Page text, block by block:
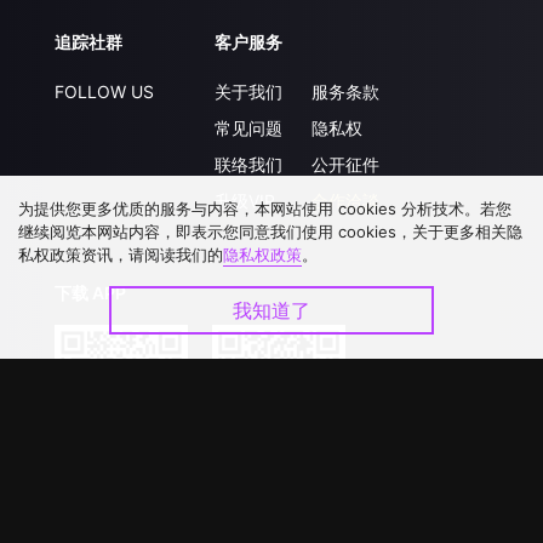
追踪社群
FOLLOW US
客户服务
关于我们
常见问题
联络我们
升级VIP
服务条款
隐私权
公开征件
合作洽談
下载 APP
为提供您更多优质的服务与内容，本网站使用 cookies 分析技术。若您
继续阅览本网站内容，即表示您同意我们使用 cookies，关于更多相关隐
私权政策资讯，请阅读我们的隐私权政策。
我知道了